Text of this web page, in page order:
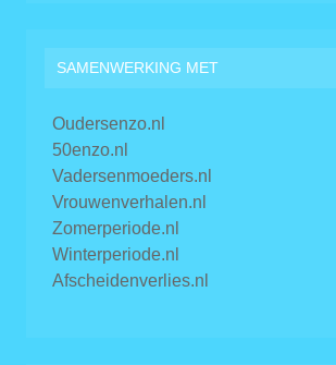
SAMENWERKING MET
Oudersenzo.nl
50enzo.nl
Vadersenmoeders.nl
Vrouwenverhalen.nl
Zomerperiode.nl
Winterperiode.nl
Afscheidenverlies.nl